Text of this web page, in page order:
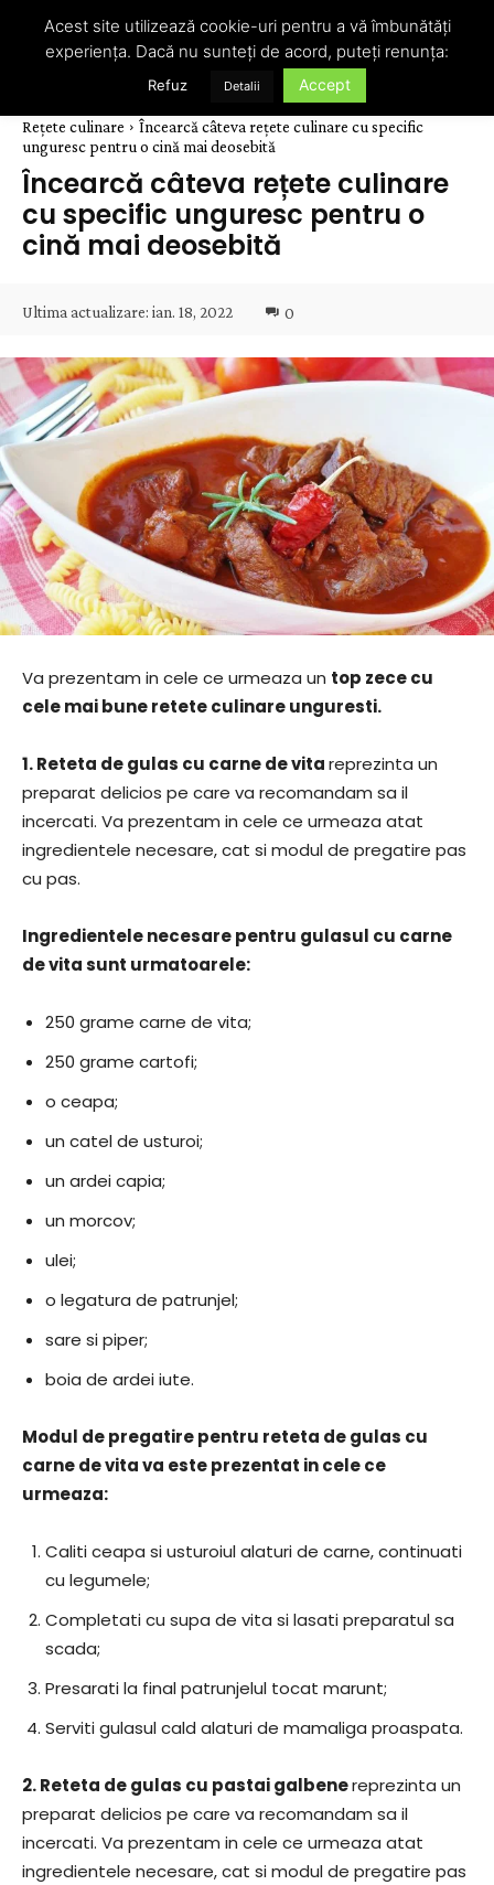
Rețete culinare
Încearcă câteva rețete culinare cu specific
unguresc pentru o cină mai deosebită
Încearcă câteva rețete culinare
cu specific unguresc pentru o
cină mai deosebită
Ultima actualizare: ian. 18, 2022 0
Va prezentam in cele ce urmeaza un top zece cu
cele mai bune retete culinare unguresti.
1.Reteta de gulas cu carne de vitareprezinta un
preparat delicios pe care va recomandam sa il
incercati. Va prezentam in cele ce urmeaza atat
ingredientele necesare, cat si modul de pregatire pas
cu pas.
Ingredientele necesare pentru gulasul cu carne
de vita sunt urmatoarele:
250 grame carne de vita;
250 grame cartofi;
o ceapa;
un catel de usturoi;
un ardei capia;
un morcov;
ulei;
o legatura de patrunjel;
sare si piper;
boia de ardei iute.
Modul de pregatire pentru reteta de gulas cu
carne de vita va este prezentat in cele ce
urmeaza:
Caliti ceapa si usturoiul alaturi de carne, continuati
cu legumele;
Completati cu supa de vita si lasati preparatul sa
scada;
Presarati la final patrunjelul tocat marunt;
Serviti gulasul cald alaturi de mamaliga proaspata.
2.Reteta de gulas cu pastai galbenereprezinta un
preparat delicios pe care va recomandam sa il
incercati. Va prezentam in cele ce urmeaza atat
ingredientele necesare, cat si modul de pregatire pas
Acest site utilizează cookie-uri pentru a vă îmbunătăți
experiența. Dacă nu sunteți de acord, puteți renunța:
Refuz Detalii Accept